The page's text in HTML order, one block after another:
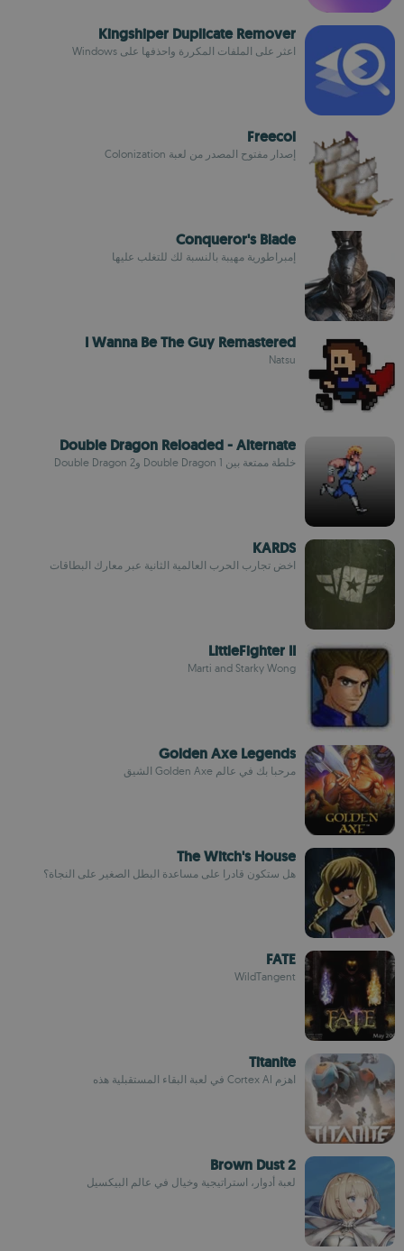
Kingshiper Duplicate Remover
اعثر على الملفات المكررة واحذفها على Windows
Freecol
إصدار مفتوح المصدر من لعبة Colonization
Conqueror's Blade
إمبراطورية مهيبة بالنسبة لك للتغلب عليها
I Wanna Be The Guy Remastered
Natsu
Double Dragon Reloaded - Alternate
خلطة ممتعة بين Double Dragon 1 و2 Double Dragon
KARDS
اخض تجارب الحرب العالمية الثانية عبر معارك البطاقات
LittleFighter II
Marti and Starky Wong
Golden Axe Legends
مرحبا بك في عالم Golden Axe الشيق
The Witch's House
هل ستكون قادرا على مساعدة البطل الصغير على النجاة؟
FATE
WildTangent
Titanite
اهزم Cortex AI في لعبة البقاء المستقبلية هذه
Brown Dust 2
لعبة أدوار، استراتيجية وخيال في عالم البيكسيل